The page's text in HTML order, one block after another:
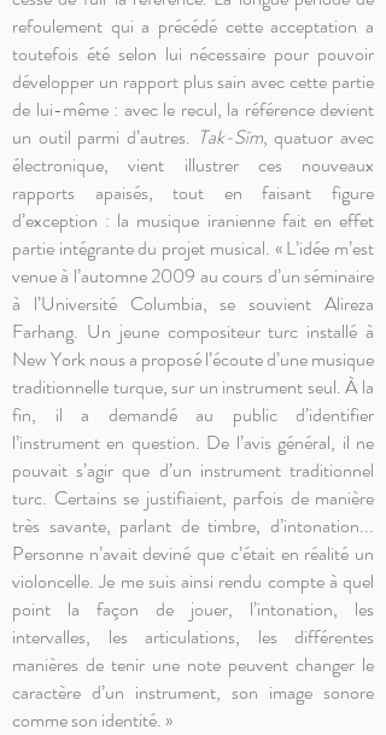
refoulement qui a précédé cette acceptation a
toutefois été selon lui nécessaire pour pouvoir
développer un rapport plus sain avec cette partie
de lui-même : avec le recul, la référence devient
un outil parmi d’autres. Tak-Sīm, quatuor avec
électronique, vient illustrer ces nouveaux
rapports apaisés, tout en faisant figure
d’exception : la musique iranienne fait en effet
partie intégrante du projet musical. « L’idée m’est
venue à l’automne 2009 au cours d’un séminaire
à l’Université Columbia, se souvient Alireza
Farhang. Un jeune compositeur turc installé à
New York nous a proposé l’écoute d’une musique
traditionnelle turque, sur un instrument seul. À la
fin, il a demandé au public d’identifier
l’instrument en question. De l’avis général, il ne
pouvait s’agir que d’un instrument traditionnel
turc. Certains se justifiaient, parfois de manière
très savante, parlant de timbre, d’intonation...
Personne n’avait deviné que c’était en réalité un
violoncelle. Je me suis ainsi rendu compte à quel
point la façon de jouer, l’intonation, les
intervalles, les articulations, les différentes
manières de tenir une note peuvent changer le
caractère d’un instrument, son image sonore
comme son identité. »